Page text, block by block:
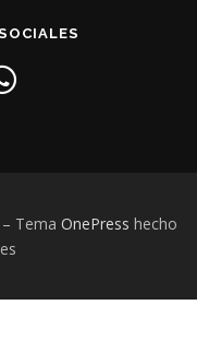
– Tema OnePress hecho